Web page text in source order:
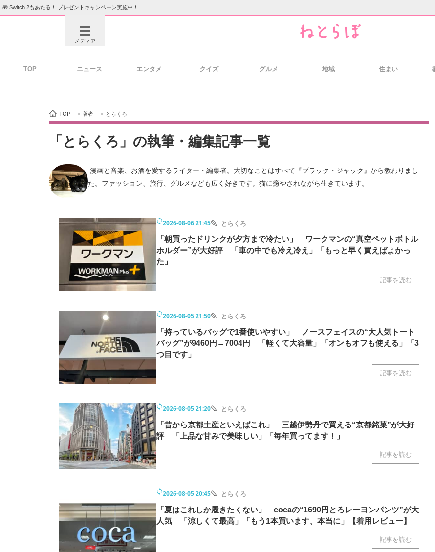
🎁 Switch 2もあたる！ プレゼントキャンペーン実施中！
メディア
ビジネスと働き方のヒント AI活用のいまが分かる 経営リーダー
ITエンジニア向け専門サイト 企業向けIT製品の総合サイト IT製品の技術・比較・事例 製造業のIT導
モノづくり技術者専門サイト エレクトロニクス専門サイト エネルギー
ちょっと気になるネットの話題
TOP ニュース エンタメ クイズ グルメ 地域 住まい
TOP > 著者 > とらくろ
「とらくろ」の執筆・編集記事一覧
た。ファッション、旅行、グルメなども広く好きです。猫に癒やされながら生きています。
2026-08-06 21:45 とらくろ
「朝買ったドリンクが夕方まで冷たい」 ワークマンの“真空ペットボトル
ホルダー”が大好評 「車の中でも冷え冷え」「もっと早く買えばよかっ
た」
記事を読む
2026-08-05 21:50 とらくろ
「持っているバッグで1番使いやすい」 ノースフェイスの“大人気トート
バッグ”が9460円→7004円 「軽くて大容量」「オンもオフも使える」「3
つ目です」
記事を読む
2026-08-05 21:20 とらくろ
「昔から京都土産といえばこれ」 三越伊勢丹で買える“京都銘菓”が大好
評 「上品な甘みで美味しい」「毎年買ってます！」
記事を読む
2026-08-05 20:45 とらくろ
「夏はこれしか履きたくない」 cocaの“1690円とろレーヨンパンツ”が大
人気 「涼しくて最高」「もう1本買います、本当に」【着用レビュー】
記事を読む